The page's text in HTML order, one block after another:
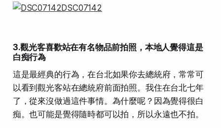
3.觀光客喜歡站在有名物品前拍照，本地人覺得這是
白痴行為
這是最經典的行為，在台北如果你去總統府，常常可
以看到觀光客站在總統府前面拍照。我住在台北七年
了，從來沒做過這件事情。為什麼呢？因為覺得很白
痴。也可能是覺得隨時都可以拍，所以永遠也不拍。